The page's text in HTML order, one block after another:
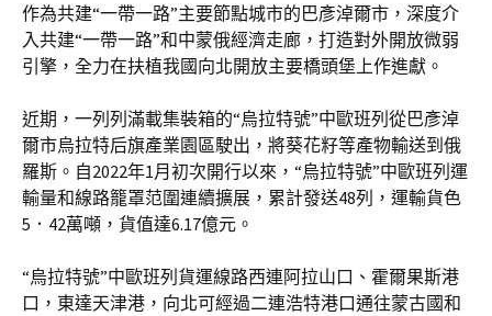
作為共建“一帶一路”主要節點城市的巴彥淖爾市，深度介
入共建“一帶一路”和中蒙俄經濟走廊，打造對外開放微弱
引擎，全力在扶植我國向北開放主要橋頭堡上作進獻。
近期，一列列滿載集裝箱的“烏拉特號”中歐班列從巴彥淖
爾市烏拉特后旗產業園區駛出，將葵花籽等產物輸送到俄
羅斯。自2022年1月初次開行以來，“烏拉特號”中歐班列運
輸量和線路籠罩范圍連續擴展，累計發送48列，運輸貨色
5．42萬噸，貨值達6.17億元。
“烏拉特號”中歐班列貨運線路西連阿拉山口、霍爾果斯港
口，東達天津港，向北可經過二連浩特港口通往蒙古國和